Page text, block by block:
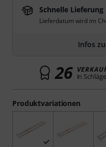
Produktvariationen
Schnelle Lieferung
Lieferdatum wird im
Infos
26 in